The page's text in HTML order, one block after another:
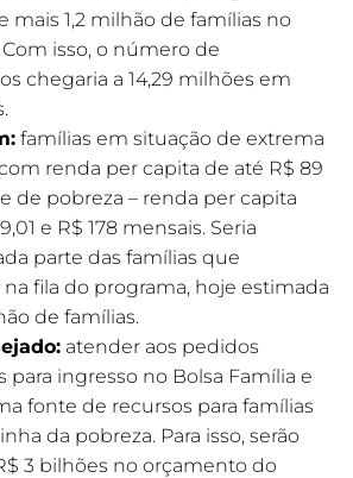
mais 1,2 milhão de famílias no
isso, o número de
chegaria a 14,29 milhões em
famílias em situação de extrema
renda per capita de até R$ 89
de pobreza – renda per capita
e R$ 178 mensais. Seria
parte das famílias que
fila do programa, hoje estimada
de famílias.
atender aos pedidos
para ingresso no Bolsa Família e
fonte de recursos para famílias
da pobreza. Para isso, serão
3 bilhões no orçamento do